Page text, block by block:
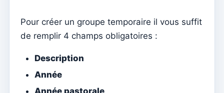
Liste des groupes/recherche
Pour créer un groupe temporaire il vous suffit
de remplir 4 champs obligatoires :
Description
Année
Année pastorale